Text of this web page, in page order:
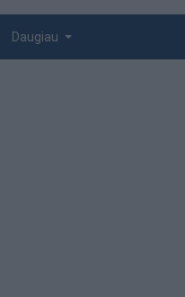
Daugiau